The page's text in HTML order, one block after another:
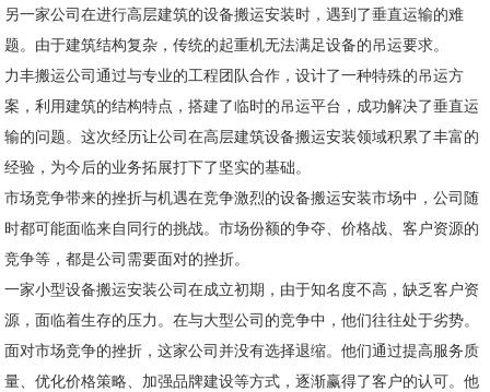
另一家公司在进行高层建筑的设备搬运安装时，遇到了垂直运输的难
题。由于建筑结构复杂，传统的起重机无法满足设备的吊运要求。
力丰搬运公司通过与专业的工程团队合作，设计了一种特殊的吊运方
案，利用建筑的结构特点，搭建了临时的吊运平台，成功解决了垂直运
输的问题。这次经历让公司在高层建筑设备搬运安装领域积累了丰富的
经验，为今后的业务拓展打下了坚实的基础。
市场竞争带来的挫折与机遇在竞争激烈的设备搬运安装市场中，公司随
时都可能面临来自同行的挑战。市场份额的争夺、价格战、客户资源的
竞争等，都是公司需要面对的挫折。
一家小型设备搬运安装公司在成立初期，由于知名度不高，缺乏客户资
源，面临着生存的压力。在与大型公司的竞争中，他们往往处于劣势。
面对市场竞争的挫折，这家公司并没有选择退缩。他们通过提高服务质
量、优化价格策略、加强品牌建设等方式，逐渐赢得了客户的认可。他